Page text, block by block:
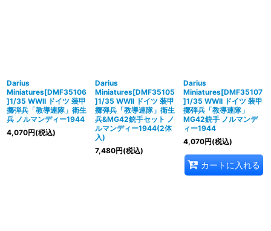
Darius
Miniatures[DMF35106
]1/35 WWII ドイツ 装甲
擲弾兵「教導連隊」衛生
兵 ノルマンディー1944
4,070円(税込)
Darius
Miniatures[DMF35105
]1/35 WWII ドイツ 装甲
擲弾兵「教導連隊」衛生
兵&MG42銃手セット ノ
ルマンディー1944(2体
入)
7,480円(税込)
Darius
Miniatures[DMF35107
]1/35 WWII ドイツ 装甲
擲弾兵「教導連隊」
MG42銃手 ノルマンデ
ィー1944
4,070円(税込)
カートに入れる